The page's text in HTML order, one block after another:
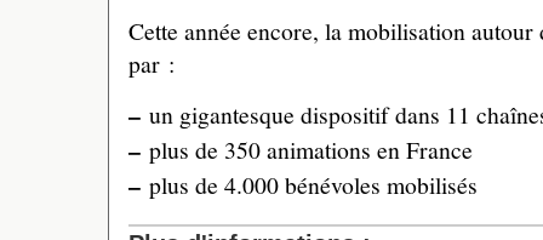
Cette année encore, la mobilisation
par :
– un gigantesque dispositif dans 11
– plus de 350 animations en France
– plus de 4.000 bénévoles mobilisés